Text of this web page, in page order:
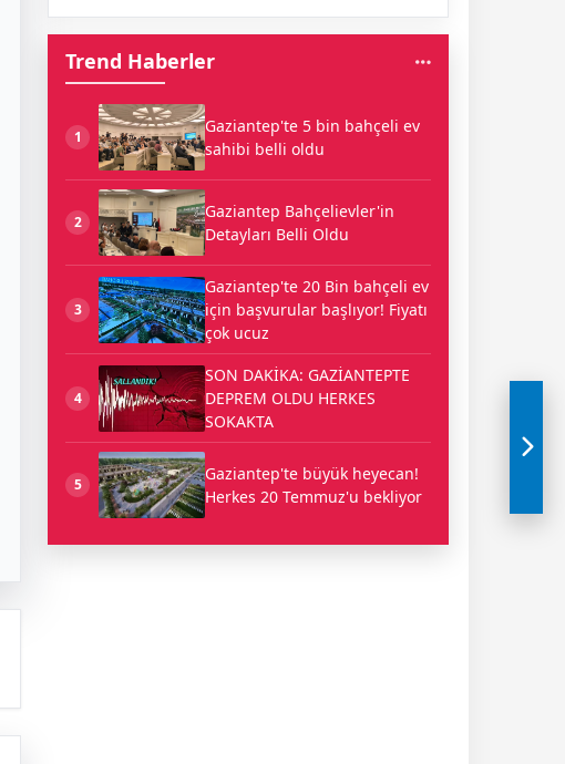
Trend Haberler
1
Gaziantep'te 5 bin bahçeli ev
sahibi belli oldu
2
Gaziantep Bahçelievler'in
Detayları Belli Oldu
3
Gaziantep'te 20 Bin bahçeli ev
için başvurular başlıyor! Fiyatı
çok ucuz
4
SON DAKİKA: GAZİANTEPTE
DEPREM OLDU HERKES
SOKAKTA
5
Gaziantep'te büyük heyecan!
Herkes 20 Temmuz'u bekliyor